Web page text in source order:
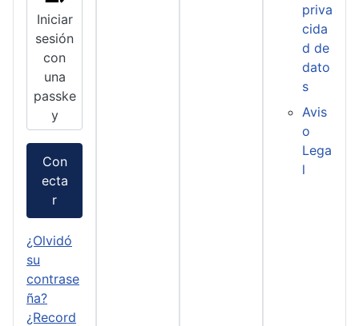
Iniciar
sesión
con
una
passke
y
Con
ecta
r
¿Olvidó
su
contrase
ña?
¿Record
priva
cida
d de
dato
s
Avis
o
Lega
l